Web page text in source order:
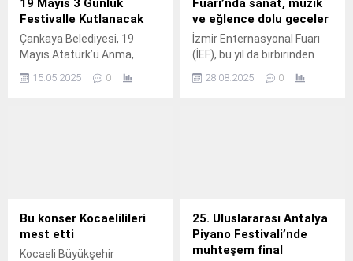
19 Mayıs 3 Günlük
Festivalle Kutlanacak
Çankaya Belediyesi, 19
Mayıs Atatürk’ü Anma,
gençlerle birlikte büyük bir
15.05.2025 0
Fuarı’nda sanat, müzik
ve eğlence dolu geceler
İzmir Enternasyonal Fuarı
(İEF), bu yıl da birbirinden
tiyatro oyunları, stand-up
28.08.2025 0
Bu konser Kocaelilileri
mest etti
Kocaeli Büyükşehir
25. Uluslararası Antalya
Piyano Festivali’nde
muhteşem final